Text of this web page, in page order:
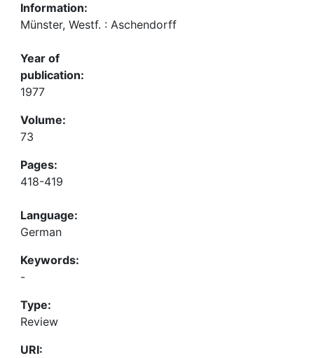
Information:
Münster, Westf. : Aschendorff
Year of
publication:
1977
Volume:
73
Pages:
418-419
Language:
German
Keywords:
-
Type:
Review
URI: